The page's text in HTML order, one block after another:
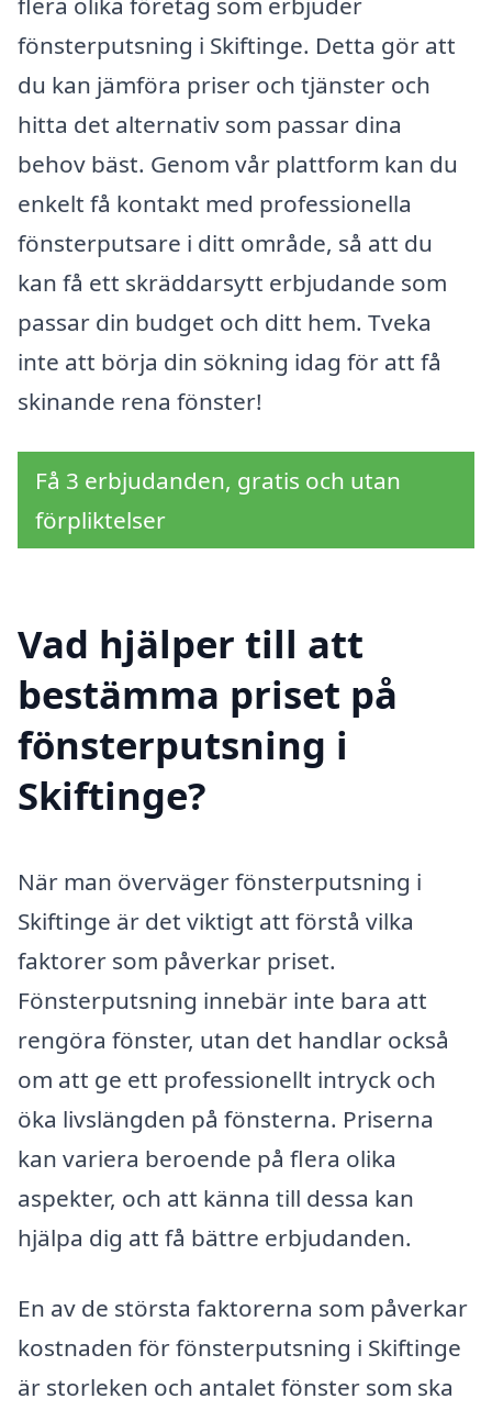
fönsterputsning i Skiftinge. Detta gör att
du kan jämföra priser och tjänster och
hitta det alternativ som passar dina
behov bäst. Genom vår plattform kan du
enkelt få kontakt med professionella
fönsterputsare i ditt område, så att du
kan få ett skräddarsytt erbjudande som
passar din budget och ditt hem. Tveka
inte att börja din sökning idag för att få
skinande rena fönster!
Få 3 erbjudanden, gratis och utan
förpliktelser
Vad hjälper till att
bestämma priset på
fönsterputsning i
Skiftinge?
När man överväger fönsterputsning i
Skiftinge är det viktigt att förstå vilka
faktorer som påverkar priset.
Fönsterputsning innebär inte bara att
rengöra fönster, utan det handlar också
om att ge ett professionellt intryck och
öka livslängden på fönsterna. Priserna
kan variera beroende på flera olika
aspekter, och att känna till dessa kan
hjälpa dig att få bättre erbjudanden.
En av de största faktorerna som påverkar
kostnaden för fönsterputsning i Skiftinge
är storleken och antalet fönster som ska